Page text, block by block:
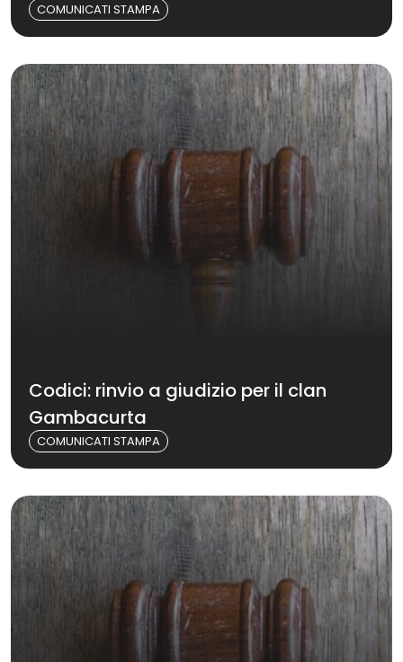
COMUNICATI STAMPA
Codici: rinvio a giudizio per il clan
Gambacurta
COMUNICATI STAMPA